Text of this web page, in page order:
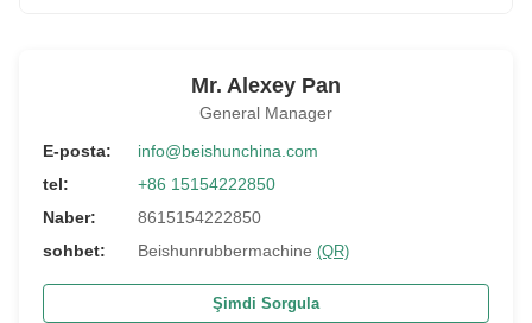
Mr. Alexey Pan
General Manager
E-posta:
info@beishunchina.com
tel:
+86 15154222850
Naber:
8615154222850
sohbet:
Beishunrubbermachine (QR)
Şimdi Sorgula